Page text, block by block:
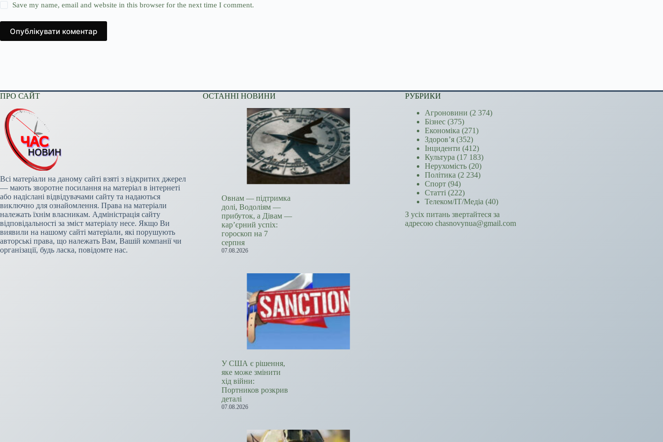
Save my name, email and website in this browser for the next time I comment.
Опублікувати коментар
ПРО САЙТ
Всі матеріали на даному сайті взяті з відкритих джерел
— мають зворотне посилання на матеріал в інтернеті
або надіслані відвідувачами сайту та надаються
виключно для ознайомлення. Права на матеріали
належать їхнім власникам. Адміністрація сайту
відповідальності за зміст матеріалу несе. Якщо Ви
виявили на нашому сайті матеріали, які порушують
авторські права, що належать Вам, Вашій компанії чи
організації, будь ласка, повідомте нас.
ОСТАННІ НОВИНИ
Овнам — підтримка
долі, Водоліям —
прибуток, а Дівам —
кар’єрний успіх:
гороскоп на 7
серпня
07.08.2026
У США є рішення,
яке може змінити
хід війни:
Портников розкрив
деталі
07.08.2026
РУБРИКИ
Агроновини (2 374)
Бізнес (375)
Економіка (271)
Здоров’я (352)
Інциденти (412)
Культура (17 183)
Нерухомість (20)
Політика (2 234)
Спорт (94)
Статті (222)
Телеком/ІТ/Медіа (40)
З усіх питань звертайтеся за
адресою chasnovynua@gmail.com